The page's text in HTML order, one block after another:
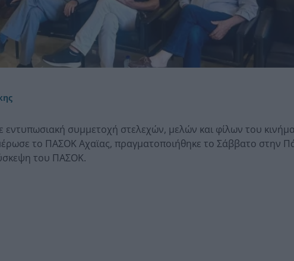
εντυπωσιακή συμμετοχή στελεχών, μελών και φίλων του
το ΠΑΣΟΚ Αχαϊας, πραγματοποιήθηκε το Σάββατο στην
του ΠΑΣΟΚ.